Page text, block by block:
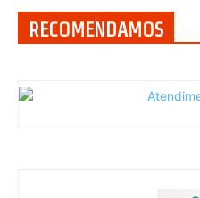
RECOMENDAMOS